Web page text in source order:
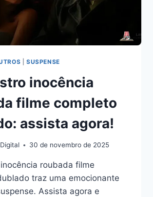
SUSPENSE
inocência
filme completo
assista agora!
30 de novembro de 2025
roubada filme
traz uma emocionante
Assista agora e